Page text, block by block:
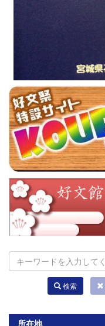
検索
所在地